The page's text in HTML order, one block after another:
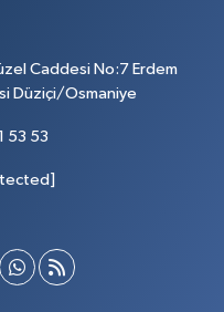
Caddesi No:7 Erdem
Düziçi/Osmaniye
53 53